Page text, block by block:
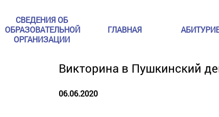
СВЕДЕНИЯ ОБ
ОБРАЗОВАТЕЛЬНОЙ
ОРГАНИЗАЦИИ
ГЛАВНАЯ
Викторина в Пушкинский
06.06.2020